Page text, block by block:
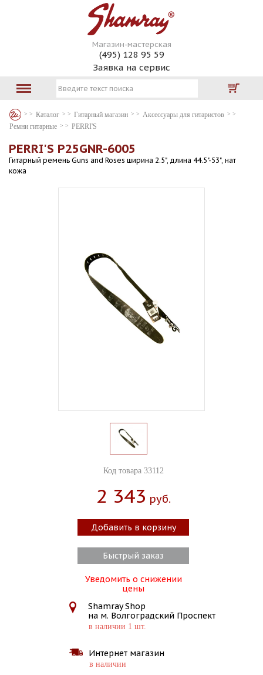
Магазин-мастерская
(495) 128 95 59
Заявка на сервис
Каталог Гитарный магазин
Аксессуары для гитаристов
Ремни гитарные
PERRI'S
PERRI'S P25GNR-6005
Гитарный ремень Guns and Roses ширина 2.5", длина 44.5"-53", нат
кожа
Код товара 33112
2 343 Руб.
Добавить в корзину
Быстрый заказ
Уведомить о снижении
цены
Shamray Shop
на м. Волгоградский Проспект
в наличии 1 шт.
Интернет магазин
в наличии